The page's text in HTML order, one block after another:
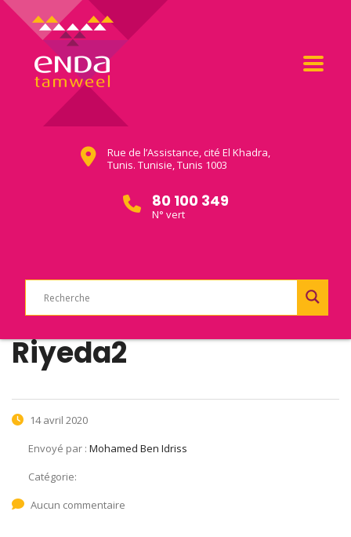
Rue de l’Assistance, cité El Khadra,
Tunis. Tunisie, Tunis 1003
80 100 349
N° vert
Riyeda2
14 avril 2020
Envoyé par : Mohamed Ben Idriss
Catégorie:
Aucun commentaire